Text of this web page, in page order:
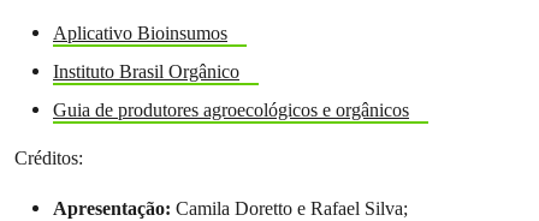
Aplicativo Bioinsumos
Instituto Brasil Orgânico
Guia de produtores agroecológicos e orgânicos
Créditos:
Apresentação: Camila Doretto e Rafael Silva;